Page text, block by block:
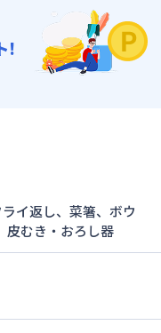
!
イ返し、菜箸、ボウ
皮むき・おろし器